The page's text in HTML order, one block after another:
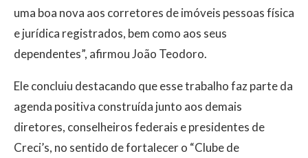
uma boa nova aos corretores de imóveis pessoas física
e jurídica registrados, bem como aos seus
dependentes”, afirmou João Teodoro.
Ele concluiu destacando que esse trabalho faz parte da
agenda positiva construída junto aos demais
diretores, conselheiros federais e presidentes de
Creci’s, no sentido de fortalecer o “Clube de